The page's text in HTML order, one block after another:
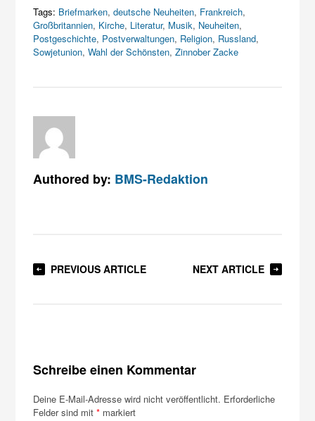
Tags: Briefmarken,deutsche Neuheiten, Frankreich,
Großbritannien, Kirche, Literatur, Musik, Neuheiten,
Postgeschichte, Postverwaltungen, Religion, Russland,
Sowjetunion,Wahl der Schönsten,Zinnober Zacke
Authored by: BMS-Redaktion
PREVIOUS ARTICLE NEXT ARTICLE
Schreibe einen Kommentar
Deine E-Mail-Adresse wird nicht veröffentlicht. Erforderliche
Felder sind mit* markiert